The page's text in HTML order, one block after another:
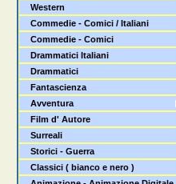
Western
Commedie - Comici / Italiani
Commedie - Comici
Drammatici Italiani
Drammatici
Fantascienza
Avventura
Film d' Autore
Surreali
Storici - Guerra
Classici ( bianco e nero )